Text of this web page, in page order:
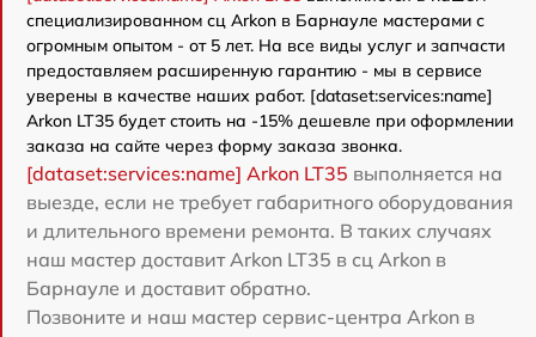
специализированном сц Arkon в Барнауле мастерами с
огромным опытом - от 5 лет. На все виды услуг и запчасти
предоставляем расширенную гарантию - мы в сервисе
уверены в качестве наших работ. [dataset:services:name]
Arkon LT35 будет стоить на -15% дешевле при оформлении
заказа на сайте через форму заказа звонка.
[dataset:services:name] Arkon LT35 выполняется на
выезде, если не требует габаритного оборудования
и длительного времени ремонта. В таких случаях
наш мастер доставит Arkon LT35 в сц Arkon в
Барнауле и доставит обратно.
Позвоните и наш мастер сервис-центра Arkon в